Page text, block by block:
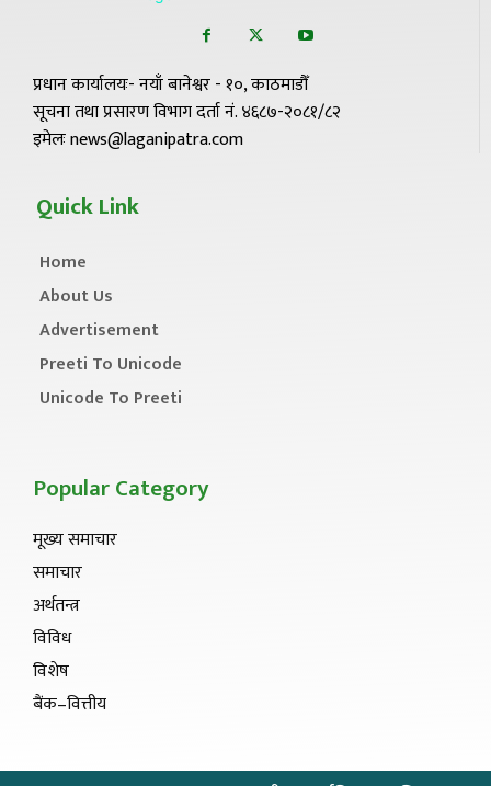
प्रधान कार्यालयः- नयाँ बानेश्वर - १०, काठमाडौँ
सूचना तथा प्रसारण विभाग दर्ता नं. ४६८७-२०८१/८२
इमेलः news@laganipatra.com
Quick Link
Home
About Us
Advertisement
Preeti To Unicode
Unicode To Preeti
Popular Category
मूख्य समाचार
समाचार
अर्थतन्त्र
विविध
विशेष
बैंक–वित्तीय